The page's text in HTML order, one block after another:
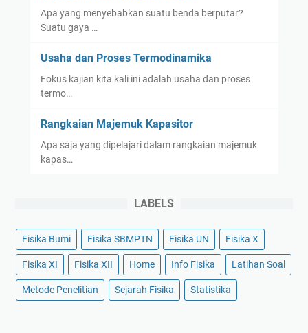
Apa yang menyebabkan suatu benda berputar?
Suatu gaya …
Usaha dan Proses Termodinamika
Fokus kajian kita kali ini adalah usaha dan proses
termo…
Rangkaian Majemuk Kapasitor
Apa saja yang dipelajari dalam rangkaian majemuk
kapas…
LABELS
Fisika Bumi Fisika SBMPTN Fisika UN Fisika X
Fisika XI Fisika XII Home Info Fisika Latihan Soal
Metode Penelitian Sejarah Fisika Statistika